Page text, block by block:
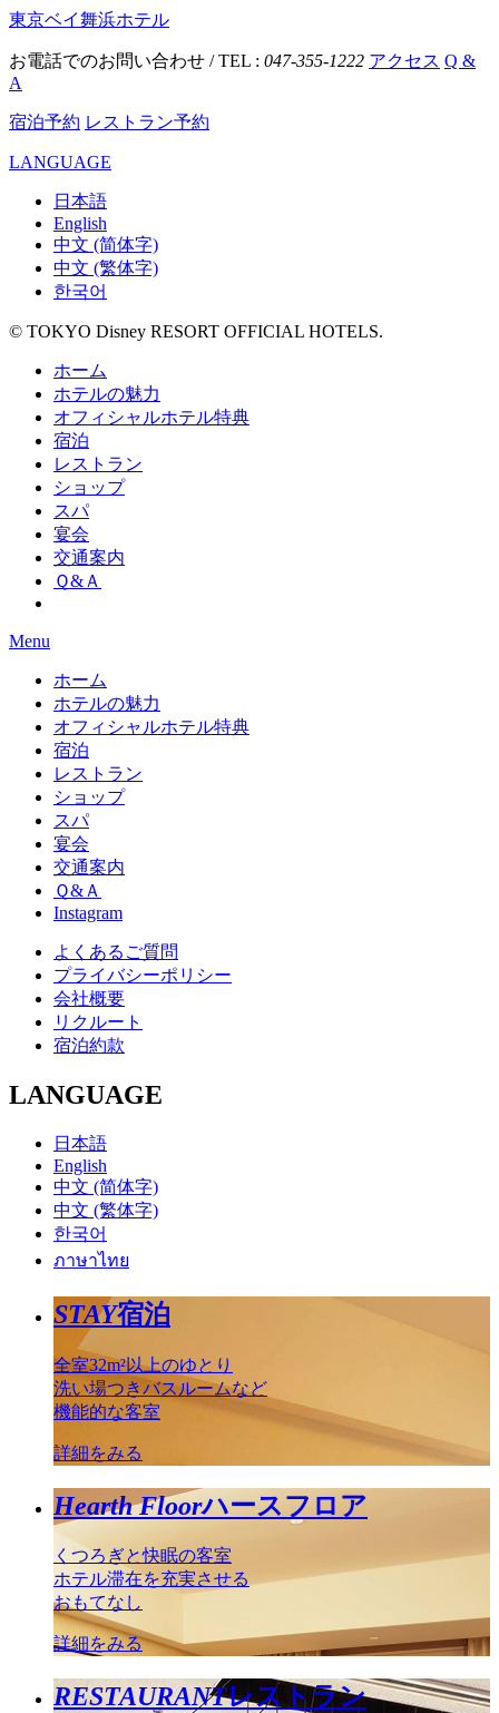
東京ベイ舞浜ホテル
お電話でのお問い合わせ / TEL : 047-355-1222 アクセス Q &
A
宿泊予約 レストラン予約
LANGUAGE
日本語
English
中文 (简体字)
中文 (繁体字)
한국어
© TOKYO Disney RESORT OFFICIAL HOTELS.
ホーム
ホテルの魅力
オフィシャルホテル特典
宿泊
レストラン
ショップ
スパ
宴会
交通案内
Ｑ&Ａ
Menu
ホーム
ホテルの魅力
オフィシャルホテル特典
宿泊
レストラン
ショップ
スパ
宴会
交通案内
Ｑ&Ａ
Instagram
よくあるご質問
プライバシーポリシー
会社概要
リクルート
宿泊約款
LANGUAGE
日本語
English
中文 (简体字)
中文 (繁体字)
한국어
ภาษาไทย
STAY宿泊
全室32m²以上のゆとり
洗い場つきバスルームなど
機能的な客室
詳細をみる
Hearth Floorハースフロア
くつろぎと快眠の客室
ホテル滞在を充実させる
おもてなし
詳細をみる
RESTAURANTレストラン